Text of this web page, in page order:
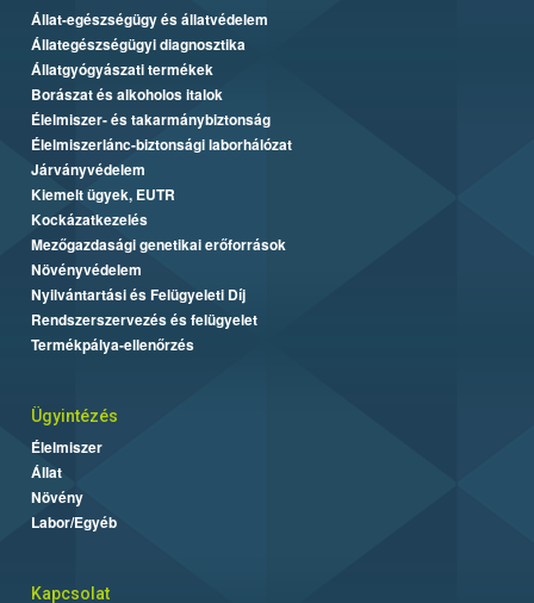
Állat-egészségügy és állatvédelem
Állategészségügyi diagnosztika
Állatgyógyászati termékek
Borászat és alkoholos italok
Élelmiszer- és takarmánybiztonság
Élelmiszerlánc-biztonsági laborhálózat
Járványvédelem
Kiemelt ügyek, EUTR
Kockázatkezelés
Mezőgazdasági genetikai erőforrások
Növényvédelem
Nyilvántartási és Felügyeleti Díj
Rendszerszervezés és felügyelet
Termékpálya-ellenőrzés
Ügyintézés
Élelmiszer
Állat
Növény
Labor/Egyéb
Kapcsolat